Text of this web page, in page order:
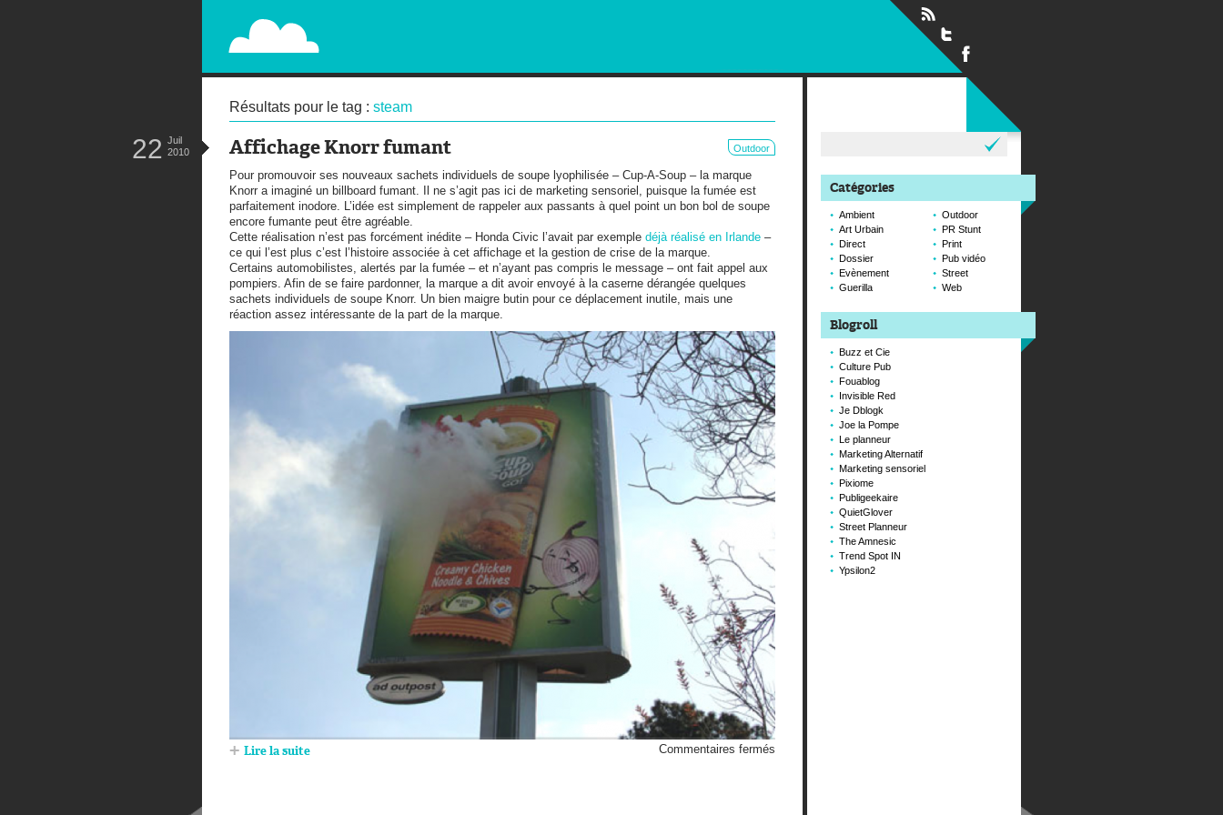
PAPERPLANE
STREET, AMBIENT, GUÉRILLA MARKETING AND OUT OF HOME
Résultats pour le tag : steam
Affichage Knorr fumant Outdoor
22 Juil
2010
Pour promouvoir ses nouveaux sachets individuels de soupe lyophilisée – Cup-A-Soup – la marque
Knorr a imaginé un billboard fumant. Il ne s’agit pas ici de marketing sensoriel, puisque la fumée est
parfaitement inodore. L’idée est simplement de rappeler aux passants à quel point un bon bol de soupe
encore fumante peut être agréable.
Cette réalisation n’est pas forcément inédite – Honda Civic l’avait par exemple déjà réalisé en Irlande –
ce qui l’est plus c’est l’histoire associée à cet affichage et la gestion de crise de la marque.
Certains automobilistes, alertés par la fumée – et n’ayant pas compris le message – ont fait appel aux
pompiers. Afin de se faire pardonner, la marque a dit avoir envoyé à la caserne dérangée quelques
sachets individuels de soupe Knorr. Un bien maigre butin pour ce déplacement inutile, mais une
réaction assez intéressante de la part de la marque.
Lire la suite Commentaires fermés
Catégories
Ambient
Art Urbain
Direct
Dossier
Evènement
Guerilla
Outdoor
PR Stunt
Print
Pub vidéo
Street
Web
Blogroll
Buzz et Cie
Culture Pub
Fouablog
Invisible Red
Je Dblogk
Joe la Pompe
Le planneur
Marketing Alternatif
Marketing sensoriel
Pixiome
Publigeekaire
QuietGlover
Street Planneur
The Amnesic
Trend Spot IN
Ypsilon2